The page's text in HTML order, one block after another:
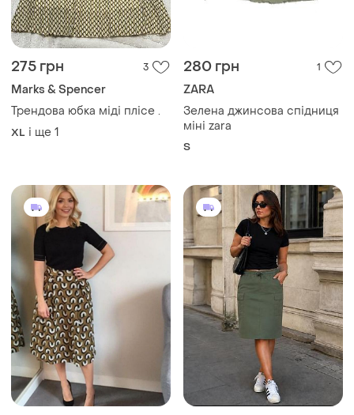
275 грн 3
Marks & Spencer
Трендова юбка міді плісе .
XL і ще 1
280 грн 1
ZARA
Зелена джинсова спідниця
міні zara
S